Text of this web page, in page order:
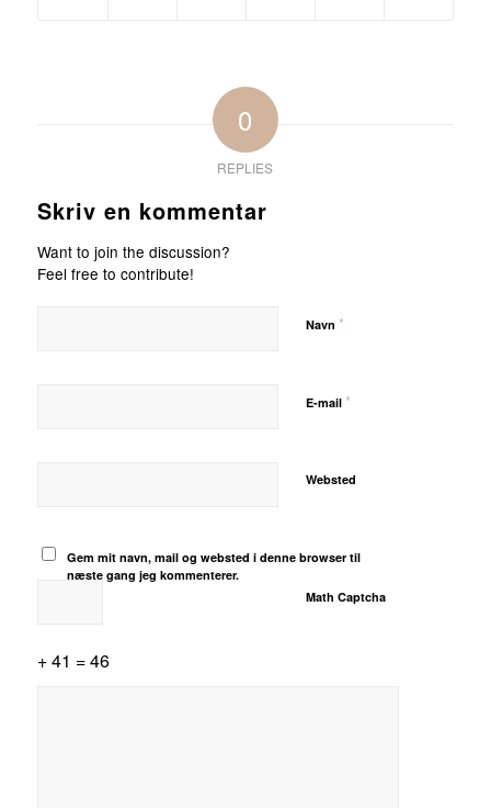
0
REPLIES
Skriv en kommentar
Want to join the discussion?
Feel free to contribute!
Navn *
E-mail *
Websted
Gem mit navn, mail og websted i denne browser til
næste gang jeg kommenterer.
Math Captcha
+ 41 = 46